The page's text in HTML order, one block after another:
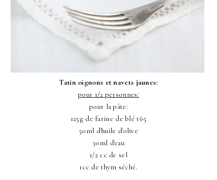
Tatin oignons et navets jaunes:
pour 1/2 personnes:
pour la pâte:
125g de farine de blé t65
50ml d'huile d'olive
30ml d'eau
1/2 cc de sel
1cc de thym séché.